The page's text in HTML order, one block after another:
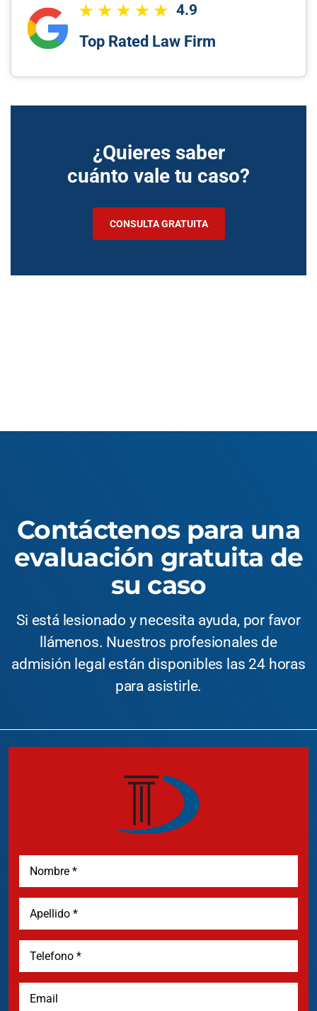
4.9
Top Rated Law Firm
¿Quieres saber
cuánto vale tu caso?
CONSULTA GRATUITA
Contáctenos para una
evaluación gratuita de
su caso
Si está lesionado y necesita ayuda, por favor
llámenos. Nuestros profesionales de
admisión legal están disponibles las 24 horas
para asistirle.